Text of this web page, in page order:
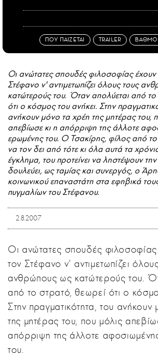
ΠΟΥ ΠΑΙΖΕΤΑΙ TRAILER
Οι ανώτατες σπουδές φιλοσοφίας έχουν
Στέφανο ν' αντιμετωπίζει όλους τους
κατώτερούς του. Όταν απολύεται από το
ότι ο κόσμος του ανήκει. Στην
ανήκουν μόνο τα χρέη της μητέρας του,
απεβίωσε κι η απόρριψη της άλλοτε
ερωμένης του. Ο Τσακίρης, φίλος από το
να τον δει από τότε κι όλα αυτά τα
έγκλημα, του προτείνει να ληστέψουν
δουλεύει, ως ταμίας και συνεργός, ο
κοινωνικού επαναστάτη στα εφηβικά
πυγμαλίων του Στέφανου.
2.8.2007
Οι ανώτατες σπουδές φιλοσοφίας
τον Στέφανο ν' αντιμετωπίζει
ανθρώπους ως κατώτερούς του.
από το στρατό, θεωρεί ότι ο
Στην πραγματικότητα, του
της μητέρας του, που μόλις
απόρριψη της άλλοτε
του.